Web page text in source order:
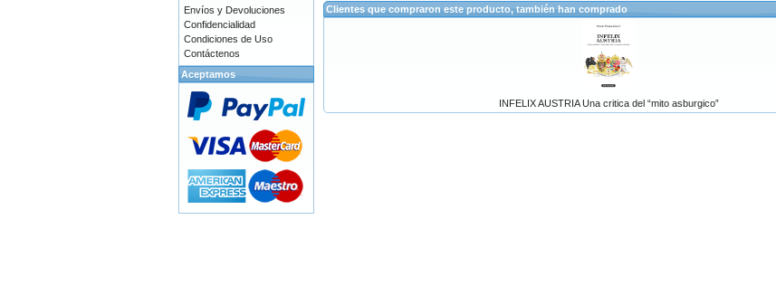
Clientes que compraron este producto, también han comprado
INFELIX AUSTRIA Una critica del “mito asburgico”
Envíos y Devoluciones
Confidencialidad
Condiciones de Uso
Contáctenos
Aceptamos